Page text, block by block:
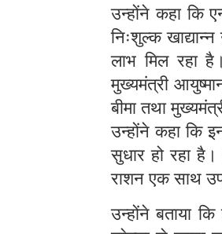
उन्होंने कहा कि
निःशुल्क
लाभ मिल रहा
मुख्यमंत्री
बीमा तथा
उन्होंने कहा कि
सुधार हो रहा
राशन एक साथ
उन्होंने बताया